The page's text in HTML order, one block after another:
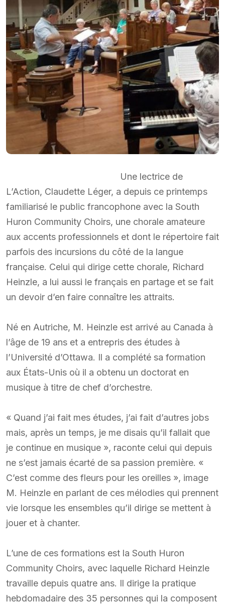
Une lectrice de
L’Action, Claudette Léger, a depuis ce printemps
familiarisé le public francophone avec la South
Huron Community Choirs, une chorale amateure
aux accents professionnels et dont le répertoire fait
parfois des incursions du côté de la langue
française. Celui qui dirige cette chorale, Richard
Heinzle, a lui aussi le français en partage et se fait
un devoir d’en faire connaître les attraits.
Né en Autriche, M. Heinzle est arrivé au Canada à
l’âge de 19 ans et a entrepris des études à
l’Université d’Ottawa. Il a complété sa formation
aux États-Unis où il a obtenu un doctorat en
musique à titre de chef d’orchestre.
« Quand j’ai fait mes études, j’ai fait d’autres jobs
mais, après un temps, je me disais qu’il fallait que
je continue en musique », raconte celui qui depuis
ne s’est jamais écarté de sa passion première. «
C’est comme des fleurs pour les oreilles », image
M. Heinzle en parlant de ces mélodies qui prennent
vie lorsque les ensembles qu’il dirige se mettent à
jouer et à chanter.
L’une de ces formations est la South Huron
Community Choirs, avec laquelle Richard Heinzle
travaille depuis quatre ans. Il dirige la pratique
hebdomadaire des 35 personnes qui la composent